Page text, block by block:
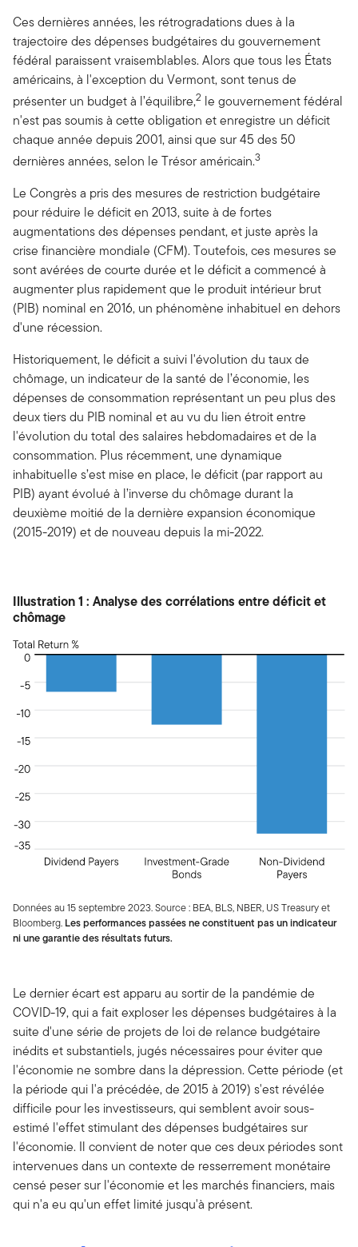
Ces dernières années, les rétrogradations dues à la
trajectoire des dépenses budgétaires du gouvernement
fédéral paraissent vraisemblables. Alors que tous les États
américains, à l'exception du Vermont, sont tenus de
présenter un budget à l’équilibre,2 le gouvernement fédéral
n'est pas soumis à cette obligation et enregistre un déficit
chaque année depuis 2001, ainsi que sur 45 des 50
dernières années, selon le Trésor américain.3
Le Congrès a pris des mesures de restriction budgétaire
pour réduire le déficit en 2013, suite à de fortes
augmentations des dépenses pendant, et juste après la
crise financière mondiale (CFM). Toutefois, ces mesures se
sont avérées de courte durée et le déficit a commencé à
augmenter plus rapidement que le produit intérieur brut
(PIB) nominal en 2016, un phénomène inhabituel en dehors
d'une récession.
Historiquement, le déficit a suivi l'évolution du taux de
chômage, un indicateur de la santé de l’économie, les
dépenses de consommation représentant un peu plus des
deux tiers du PIB nominal et au vu du lien étroit entre
l'évolution du total des salaires hebdomadaires et de la
consommation. Plus récemment, une dynamique
inhabituelle s’est mise en place, le déficit (par rapport au
PIB) ayant évolué à l’inverse du chômage durant la
deuxième moitié de la dernière expansion économique
(2015-2019) et de nouveau depuis la mi-2022.
Illustration 1 : Analyse des corrélations entre déficit et
chômage
Données au 15 septembre 2023. Source : BEA, BLS, NBER, US Treasury et
Bloomberg. Les performances passées ne constituent pas un indicateur
ni une garantie des résultats futurs.
Le dernier écart est apparu au sortir de la pandémie de
COVID-19, qui a fait exploser les dépenses budgétaires à la
suite d'une série de projets de loi de relance budgétaire
inédits et substantiels, jugés nécessaires pour éviter que
l'économie ne sombre dans la dépression. Cette période (et
la période qui l'a précédée, de 2015 à 2019) s'est révélée
difficile pour les investisseurs, qui semblent avoir sous-
estimé l'effet stimulant des dépenses budgétaires sur
l'économie. Il convient de noter que ces deux périodes sont
intervenues dans un contexte de resserrement monétaire
censé peser sur l'économie et les marchés financiers, mais
qui n'a eu qu'un effet limité jusqu'à présent.